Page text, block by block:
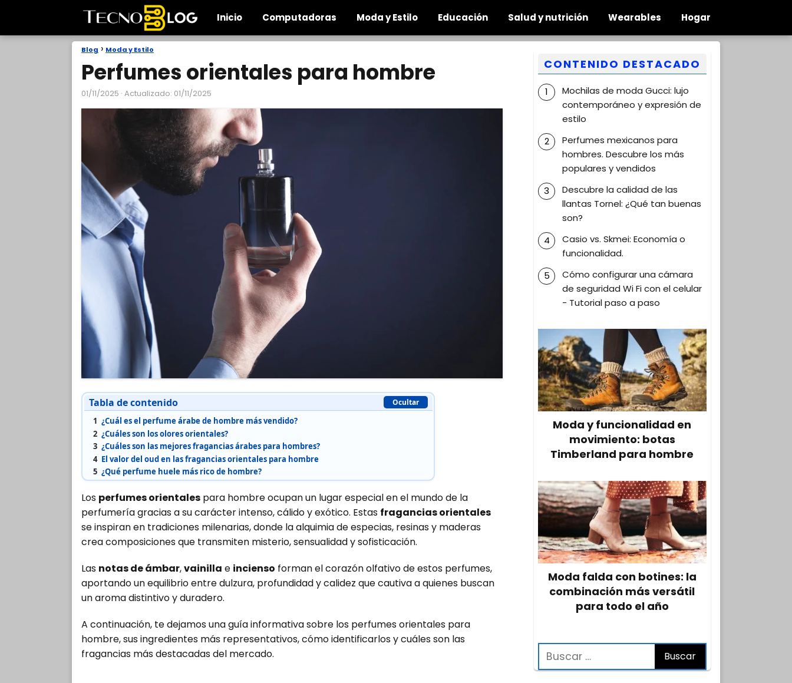
Inicio Computadoras Moda y Estilo Educación Salud y nutrición Wearables Hogar
Blog Moda y Estilo
Perfumes orientales para hombre
01/11/2025 · Actualizado: 01/11/2025
Tabla de contenido Ocultar
1 ¿Cuál es el perfume árabe de hombre más vendido?
2 ¿Cuáles son los olores orientales?
3 ¿Cuáles son las mejores fragancias árabes para hombres?
4 El valor del oud en las fragancias orientales para hombre
5 ¿Qué perfume huele más rico de hombre?
Los perfumes orientales para hombre ocupan un lugar especial en el mundo de la
perfumería gracias a su carácter intenso, cálido y exótico. Estas fragancias orientales
se inspiran en tradiciones milenarias, donde la alquimia de especias, resinas y maderas
crea composiciones que transmiten misterio, sensualidad y sofisticación.
Las notas de ámbar,vainilla e incienso forman el corazón olfativo de estos perfumes,
aportando un equilibrio entre dulzura, profundidad y calidez que cautiva a quienes buscan
un aroma distintivo y duradero.
A continuación, te dejamos una guía informativa sobre los perfumes orientales para
hombre, sus ingredientes más representativos, cómo identificarlos y cuáles son las
fragancias más destacadas del mercado.
CONTENIDO DESTACADO
Mochilas de moda Gucci: lujo
contemporáneo y expresión de
estilo
Perfumes mexicanos para
hombres. Descubre los más
populares y vendidos
Descubre la calidad de las
llantas Tornel: ¿Qué tan buenas
son?
Casio vs. Skmei: Economía o
funcionalidad.
Cómo configurar una cámara
de seguridad Wi Fi con el celular
- Tutorial paso a paso
Moda y funcionalidad en
movimiento: botas
Timberland para hombre
Moda falda con botines: la
combinación más versátil
para todo el año